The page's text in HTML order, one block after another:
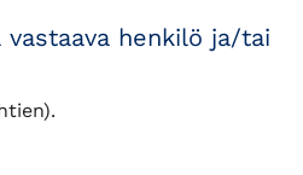
henkilö ja/tai